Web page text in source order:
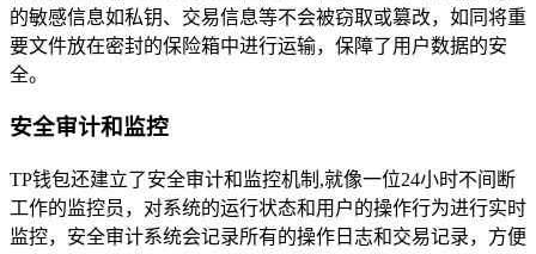
的敏感信息如私钥、交易信息等不会被窃取或篡改，如同将重
要文件放在密封的保险箱中进行运输，保障了用户数据的安
全。
安全审计和监控
TP钱包还建立了安全审计和监控机制,就像一位24小时不间断
工作的监控员，对系统的运行状态和用户的操作行为进行实时
监控，安全审计系统会记录所有的操作日志和交易记录，方便